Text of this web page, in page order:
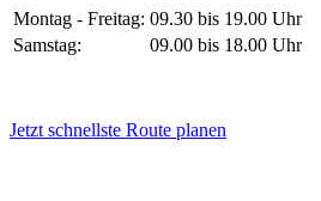
Montag - Freitag: 09.30 bis 19.00 Uhr
Samstag:
09.00 bis 18.00 Uhr
Jetzt schnellste Route planen